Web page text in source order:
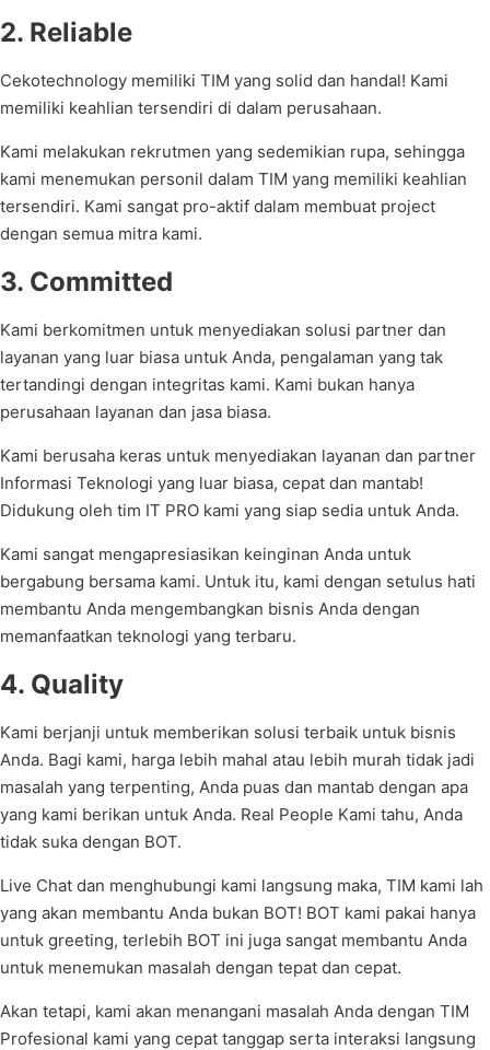
2. Reliable
Cekotechnology memiliki TIM yang solid dan handal! Kami
memiliki keahlian tersendiri di dalam perusahaan.
Kami melakukan rekrutmen yang sedemikian rupa, sehingga
kami menemukan personil dalam TIM yang memiliki keahlian
tersendiri. Kami sangat pro-aktif dalam membuat project
dengan semua mitra kami.
3. Committed
Kami berkomitmen untuk menyediakan solusi partner dan
layanan yang luar biasa untuk Anda, pengalaman yang tak
tertandingi dengan integritas kami. Kami bukan hanya
perusahaan layanan dan jasa biasa.
Kami berusaha keras untuk menyediakan layanan dan partner
Informasi Teknologi yang luar biasa, cepat dan mantab!
Didukung oleh tim IT PRO kami yang siap sedia untuk Anda.
Kami sangat mengapresiasikan keinginan Anda untuk
bergabung bersama kami. Untuk itu, kami dengan setulus hati
membantu Anda mengembangkan bisnis Anda dengan
memanfaatkan teknologi yang terbaru.
4. Quality
Kami berjanji untuk memberikan solusi terbaik untuk bisnis
Anda. Bagi kami, harga lebih mahal atau lebih murah tidak jadi
masalah yang terpenting, Anda puas dan mantab dengan apa
yang kami berikan untuk Anda. Real People Kami tahu, Anda
tidak suka dengan BOT.
Live Chat dan menghubungi kami langsung maka, TIM kami lah
yang akan membantu Anda bukan BOT! BOT kami pakai hanya
untuk greeting, terlebih BOT ini juga sangat membantu Anda
untuk menemukan masalah dengan tepat dan cepat.
Akan tetapi, kami akan menangani masalah Anda dengan TIM
Profesional kami yang cepat tanggap serta interaksi langsung